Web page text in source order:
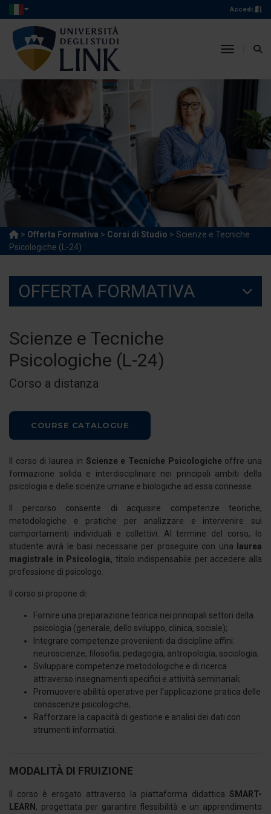
Accedi
toggle
> Offerta Formativa > Corsi di Studio > Scienze e Tecniche
Psicologiche (L-24)
OFFERTA FORMATIVA
Scienze e Tecniche
Psicologiche (L-24)
Corso a distanza
COURSE CATALOGUE
Il corso di laurea in Scienze e Tecniche Psicologicheoffre una
formazione solida e interdisciplinare nei principali ambiti della
psicologia e delle scienze umane e biologiche ad essa connesse.
Il percorso consente di acquisire competenze teoriche,
metodologiche e pratiche per analizzare e intervenire sui
comportamenti individuali e collettivi. Al termine del corso, lo
studente avrà le basi necessarie per proseguire con una
laurea
magistrale in Psicologia, titolo indispensabile per accedere alla
professione di psicologo.
Il corso si propone di:
Fornire una preparazione teorica nei principali settori della
psicologia (generale, dello sviluppo, clinica, sociale);
Integrare competenze provenienti da discipline affini:
neuroscienze, filosofia, pedagogia, antropologia, sociologia;
Sviluppare competenze metodologiche e di ricerca
attraverso insegnamenti specifici e attività seminariali;
Promuovere abilità operative per l'applicazione pratica delle
conoscenze psicologiche;
Rafforzare la capacità di gestione e analisi dei dati con
strumenti informatici.
MODALITÀ DI FRUIZIONE
Il corso è erogato attraverso la piattaforma didattica SMART-
LEARN , progettata per garantire flessibilità e un apprendimento